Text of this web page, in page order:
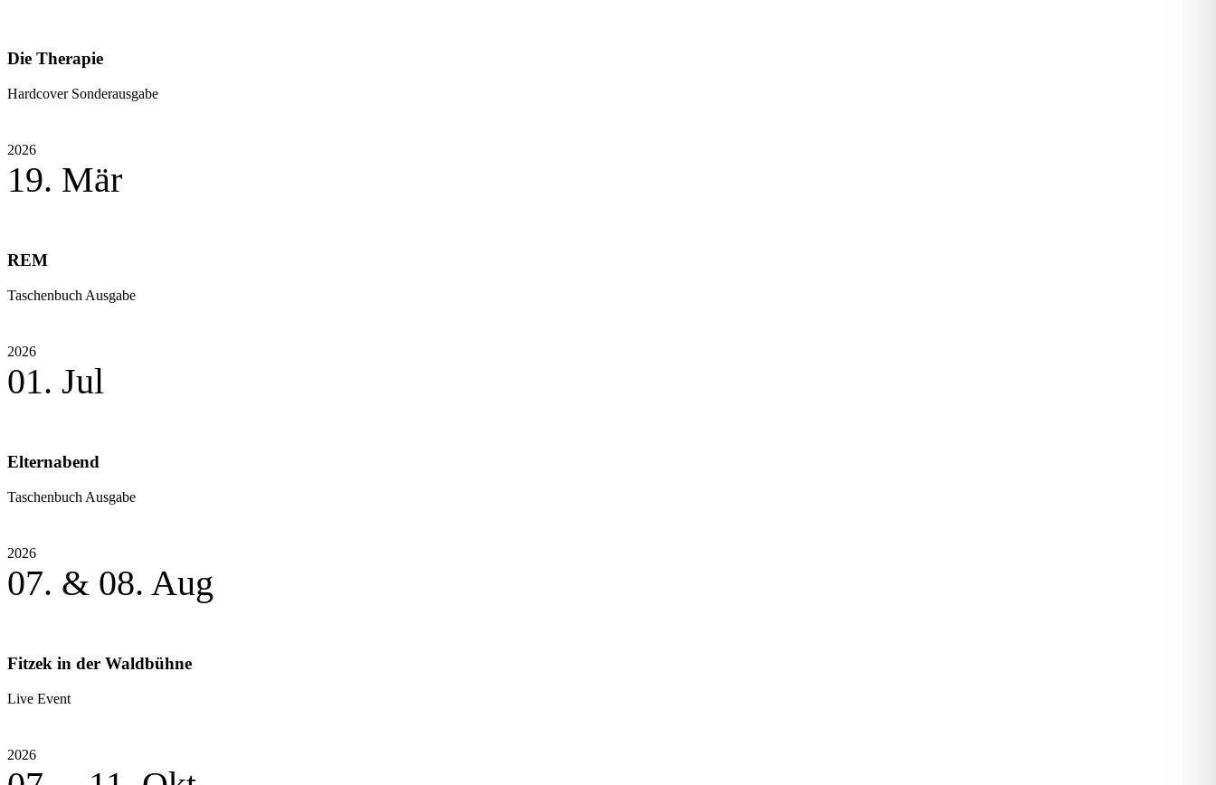
Die Therapie
Hardcover Sonderausgabe
2026
19. Mär
REM
Taschenbuch Ausgabe
2026
01. Jul
Elternabend
Taschenbuch Ausgabe
2026
07. & 08. Aug
Fitzek in der Waldbühne
Live Event
2026